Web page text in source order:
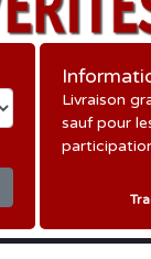
Livraison
sauf pour